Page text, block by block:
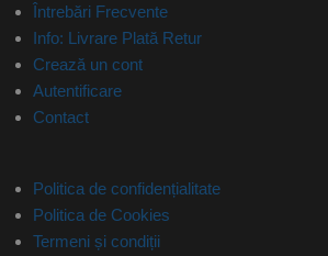
Întrebări Frecvente
Info: Livrare Plată Retur
Crează un cont
Autentificare
Contact
Politica de confidențialitate
Politica de Cookies
Termeni și condiții